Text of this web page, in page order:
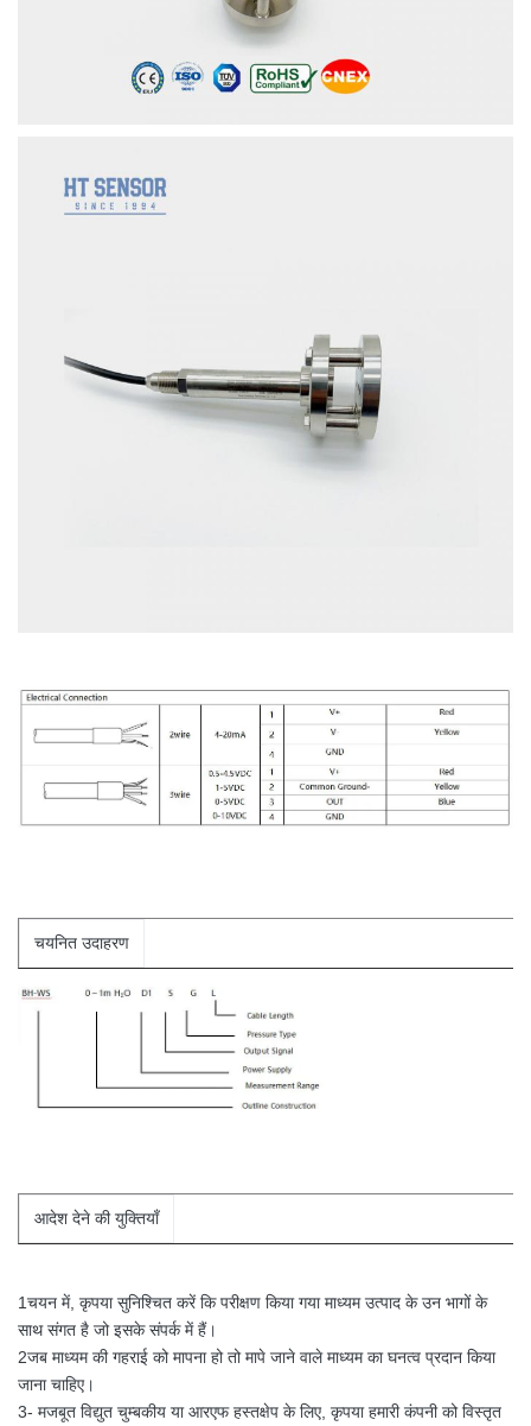
चयनित उदाहरण
आदेश देने की युक्तियाँ
1चयन में, कृपया सुनिश्चित करें कि परीक्षण किया गया माध्यम उत्पाद के उन भागों के
साथ संगत है जो इसके संपर्क में हैं।
2जब माध्यम की गहराई को मापना हो तो मापे जाने वाले माध्यम का घनत्व प्रदान किया
जाना चाहिए।
3- मजबूत विद्युत चुम्बकीय या आरएफ हस्तक्षेप के लिए, कृपया हमारी कंपनी को विस्तृत